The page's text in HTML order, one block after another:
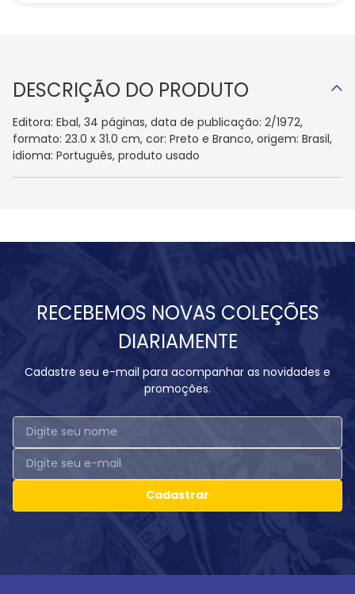
DESCRIÇÃO DO PRODUTO
Editora: Ebal, 34 páginas, data de publicação: 2/1972,
formato: 23.0 x 31.0 cm, cor: Preto e Branco, origem: Brasil,
idioma: Português, produto usado
RECEBEMOS NOVAS COLEÇÕES
DIARIAMENTE
Cadastre seu e-mail para acompanhar as novidades e
promoções.
Cadastrar